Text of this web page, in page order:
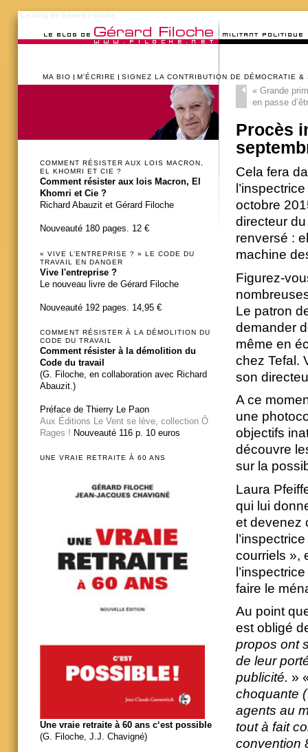
MA BIO M’ÉCRIRE SIGNEZ LA CONTRIBUTION DE DÉMOCRATIE &
«Grande
en passe
Procès
Cela fera
octobre
directeur
renversé :
machine
Figurez-
Le patron
demander
même en
chez Tefal.
son
A ce
une
objectifs
découvre
sur la
Laura
qui lui
et devenez
courriels »,
faire le
Au point
est obligé
propos ont
de leur
publicité. »
choquante
agents au
tout à fait
convention
COMMENT RÉSISTER AUX LOIS MACRON,
EL KHOMRI ET CIE ?
Comment résister aux lois Macron, El
Khomri et Cie ?
Richard Abauzit et Gérard Filoche
Nouveauté 180 pages. 12 €
« VIVE L’ENTREPRISE ? » LE CODE DU
TRAVAIL EN DANGER
Vive l'entreprise ?
Le nouveau livre de Gérard Filoche
Nouveauté 192 pages. 14,95 €
COMMENT RÉSISTER À LA DÉMOLITION DU
CODE DU TRAVAIL
Comment résister à la démolition du
Code du travail
(G. Filoche, en collaboration avec Richard
Abauzit.)
Préface de Thierry Le Paon
Aux Éditions Le Vent se lève, collection Ô
Rages ! Nouveauté 116 p. 10 euros
UNE VRAIE RETRAITE À 60 ANS
Une vraie retraite à 60 ans c‘est possible
(G. Filoche, J.J. Chavigné)